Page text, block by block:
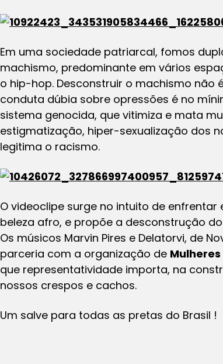
Em uma sociedade patriarcal, fomos
machismo, predominante em vários
o hip-hop. Desconstruir o machismo não
conduta dúbia sobre opressões é no
sistema genocida, que vitimiza e mata
estigmatização, hiper-sexualização dos
legitima o racismo.
O videoclipe surge no intuito de
beleza afro, e propõe a desconstrução
Os músicos Marvin Pires e Delatorvi, de
parceria com a organização de
que representatividade importa, na
nossos crespos e cachos.
Um salve para todas as pretas do Brasil !